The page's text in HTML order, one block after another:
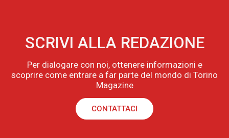
SCRIVI ALLA REDAZIONE
Per dialogare con noi, ottenere informazioni e
scoprire come entrare a far parte del mondo di Torino
Magazine
CONTATTACI